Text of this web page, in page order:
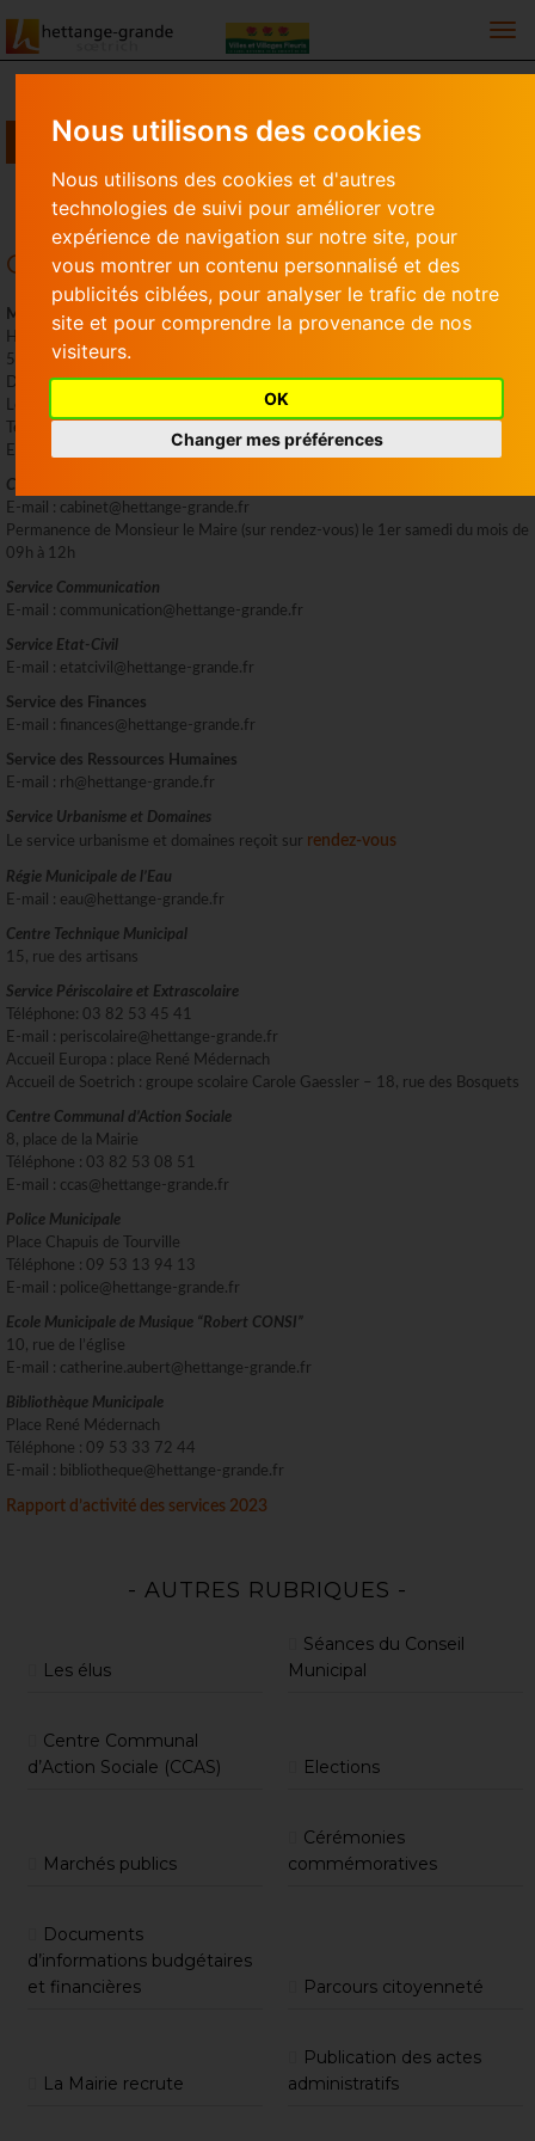
Nous utilisons des cookies
Nous utilisons des cookies et d'autres
technologies de suivi pour améliorer votre
expérience de navigation sur notre site, pour
vous montrer un contenu personnalisé et des
publicités ciblées, pour analyser le trafic de notre
site et pour comprendre la provenance de nos
visiteurs.
OK
Changer mes préférences
MUNICIPALITÉ
Municipalité Organigramme des services
Organigramme des services
Mairie de Hettange-Grande
Hotel de Ville – 8, place de la Mairie
57330 HETTANGE-GRANDE
Du lundi au vendredi de 09h00 à 12h00 et de 13h00 à 17h00
Le 1er samedi du mois de 09h00 à 12h00
Téléphone : 03 82 53 10 02
E-mail : accueil@hettange-grande.fr
Cabinet de Monsieur le Maire
E-mail : cabinet@hettange-grande.fr
Permanence de Monsieur le Maire (sur rendez-vous) le 1er samedi du mois de
09h à 12h
Service Communication
E-mail : communication@hettange-grande.fr
Service Etat-Civil
E-mail : etatcivil@hettange-grande.fr
Service des Finances
E-mail : finances@hettange-grande.fr
Service des Ressources Humaines
E-mail : rh@hettange-grande.fr
Service Urbanisme et Domaines
Le service urbanisme et domaines reçoit sur rendez-vous
Régie Municipale de l’Eau
E-mail : eau@hettange-grande.fr
Centre Technique Municipal
15, rue des artisans
Service Périscolaire et Extrascolaire
Téléphone: 03 82 53 45 41
E-mail : periscolaire@hettange-grande.fr
Accueil Europa : place René Médernach
Accueil de Soetrich : groupe scolaire Carole Gaessler – 18, rue des Bosquets
Centre Communal d’Action Sociale
8, place de la Mairie
Téléphone : 03 82 53 08 51
E-mail : ccas@hettange-grande.fr
Police Municipale
Place Chapuis de Tourville
Téléphone : 09 53 13 94 13
E-mail : police@hettange-grande.fr
Ecole Municipale de Musique “Robert CONSI”
10, rue de l’église
E-mail : catherine.aubert@hettange-grande.fr
Bibliothèque Municipale
Place René Médernach
Téléphone : 09 53 33 72 44
E-mail : bibliotheque@hettange-grande.fr
Rapport d’activité des services 2023
- AUTRES RUBRIQUES -
Les élus
Séances du Conseil
Municipal
Centre Communal
d’Action Sociale (CCAS)
Elections
Marchés publics
Cérémonies
commémoratives
Documents
d’informations budgétaires
et financières
Parcours citoyenneté
La Mairie recrute
Publication des actes
administratifs